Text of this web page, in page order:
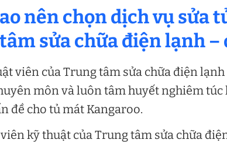
nên chọn dịch vụ sửa
sửa chữa điện lạnh
viên của Trung tâm sửa chữa điện
môn và luôn tâm huyết nghiêm
đề cho tủ mát Kangaroo.
kỹ thuật của Trung tâm sửa chữa